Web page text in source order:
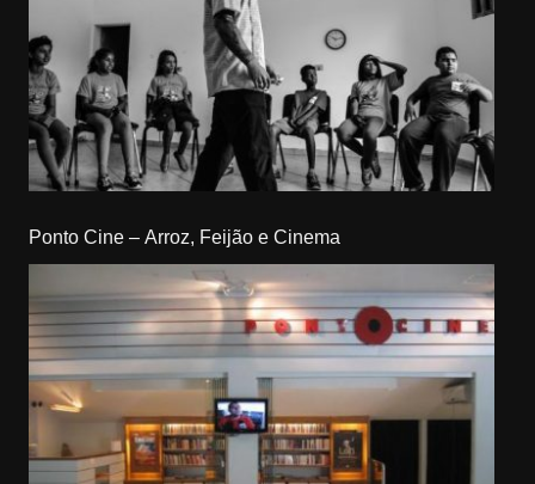
Ponto Cine – Arroz, Feijão e Cinema